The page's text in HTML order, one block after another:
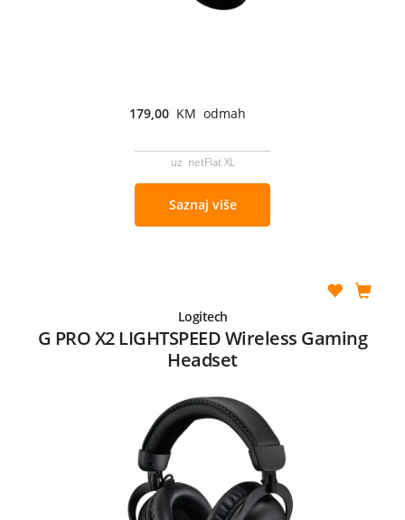
179,00 KM odmah
uz netFlat XL
Saznaj više
Logitech
G PRO X2 LIGHTSPEED Wireless Gaming
Headset